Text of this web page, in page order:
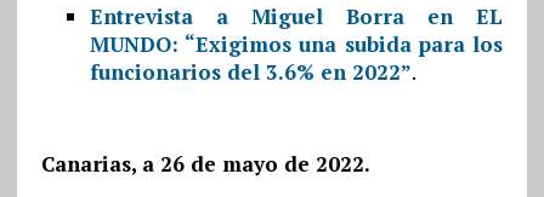
Entrevista a Miguel Borra en EL
MUNDO: “Exigimos una subida para los
funcionarios del 3.6% en 2022”.
Canarias, a 26 de mayo de 2022.